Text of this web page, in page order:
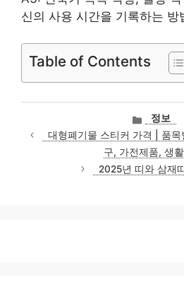
신의 사용 시간을 기록하는 방
Table of Contents
카
테
고
리
정보
대형폐기물 스티커 가격 | 품
구, 가전제품, 생
2025년 띠와 삼재